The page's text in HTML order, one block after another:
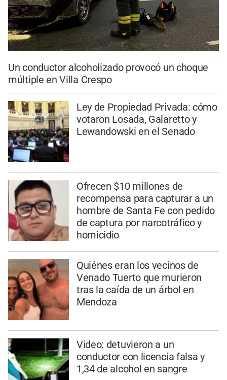
Un conductor alcoholizado provocó un choque
múltiple en Villa Crespo
Ley de Propiedad Privada: cómo
votaron Losada, Galaretto y
Lewandowski en el Senado
Ofrecen $10 millones de
recompensa para capturar a un
hombre de Santa Fe con pedido
de captura por narcotráfico y
homicidio
Quiénes eran los vecinos de
Venado Tuerto que murieron
tras la caída de un árbol en
Mendoza
Video: detuvieron a un
conductor con licencia falsa y
1,34 de alcohol en sangre